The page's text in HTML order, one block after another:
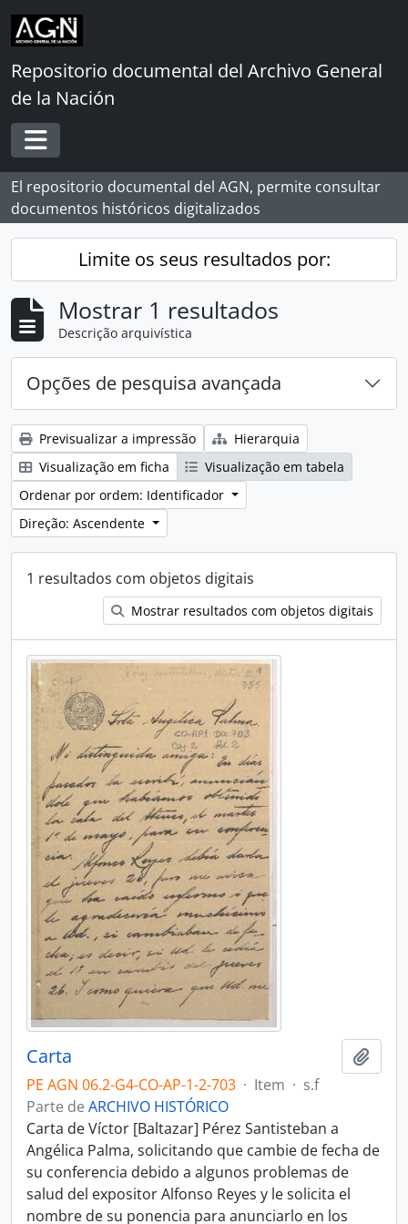
Skip to main content
Repositorio documental del Archivo General
de la Nación
Toggle navigation
El repositorio documental del AGN, permite consultar
documentos históricos digitalizados
Limite os seus resultados por:
Mostrar 1 resultados
Descrição arquivística
Opções de pesquisa avançada
Previsualizar a impressão
Hierarquia
Visualização em ficha
Visualização em tabela
Ordenar por ordem: Identificador
Direção: Ascendente
1 resultados com objetos digitais
Mostrar resultados com objetos digitais
Carta
PE AGN 06.2-G4-CO-AP-1-2-703 · Item · s.f
Parte de ARCHIVO HISTÓRICO
Carta de Víctor [Baltazar] Pérez Santisteban a
Angélica Palma, solicitando que cambie de fecha de
su conferencia debido a algunos problemas de
salud del expositor Alfonso Reyes y le solicita el
nombre de su ponencia para anunciarlo en los